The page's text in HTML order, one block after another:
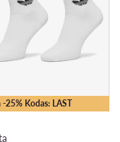
25% Kodas: LAST